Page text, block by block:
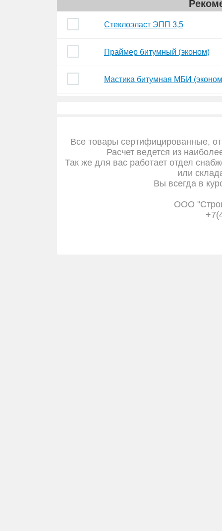
Стеклоэласт ЭПП 3,5
Праймер битумный (эконом)
Мастика битумная МБИ
Все товары сертифицированные,
Расчет ведется из
Так же для вас работает отдел
или
Вы всегда в
ООО